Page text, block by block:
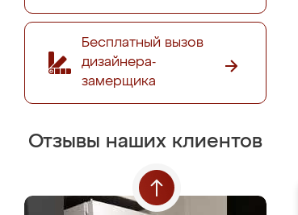
Бесплатный вызов
дизайнера-
замерщика
Отзывы наших клиентов